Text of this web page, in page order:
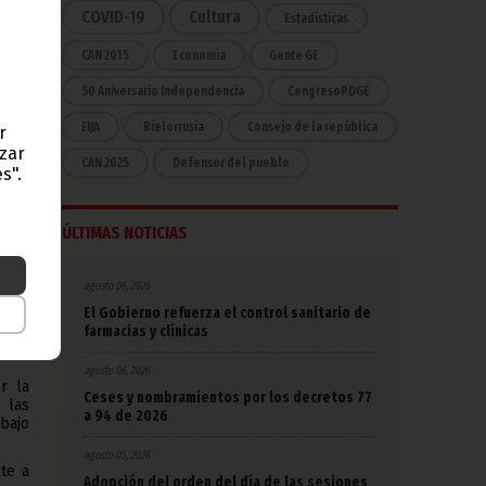
de
y
la
las
a
COVID-19 Cultura Estadísticas
CAN 2015 Economía Gente GE
50 Aniversario Independencia CongresoPDGE
FIJA Bielorrusia Consejo de la república
CAN 2025 Defensor del pueblo
ÚLTIMAS NOTICIAS
agosto 06, 2026
El Gobierno refuerza el control sanitario de
farmacias y clínicas
agosto 06, 2026
Ceses y nombramientos por los decretos 77
a 94 de 2026
agosto 05, 2026
Adopción del orden del día de las sesiones